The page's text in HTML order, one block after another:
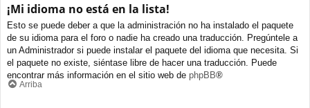
¡Mi idioma no está en la lista!
Esto se puede deber a que la administración no ha instalado el paquete
de su idioma para el foro o nadie ha creado una traducción. Pregúntele a
un Administrador si puede instalar el paquete del idioma que necesita. Si
el paquete no existe, siéntase libre de hacer una traducción. Puede
encontrar más información en el sitio web de phpBB®
Arriba